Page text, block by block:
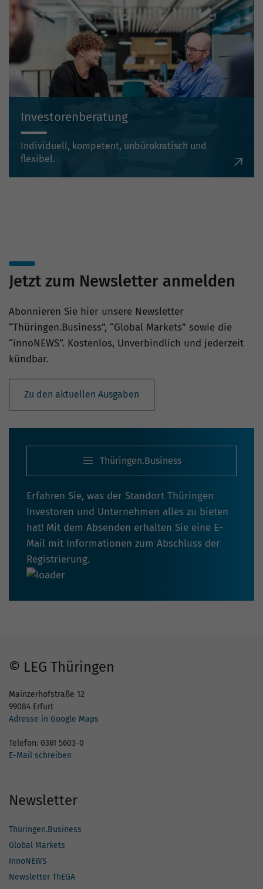
Investorenberatung
Individuell, kompetent, unbürokratisch und
flexibel.
Jetzt zum Newsletter anmelden
Abonnieren Sie hier unsere Newsletter
“Thüringen.Business”, “Global Markets” sowie die
“innoNEWS”. Kostenlos, Unverbindlich und jederzeit
kündbar.
Zu den aktuellen Ausgaben
Thüringen.Business
Erfahren Sie, was der Standort Thüringen
Investoren und Unternehmen alles zu bieten
hat! Mit dem Absenden erhalten Sie eine E-
Mail mit Informationen zum Abschluss der
Registrierung.
© LEG Thüringen
Mainzerhofstraße 12
99084 Erfurt
Adresse in Google Maps
Telefon: 0361 5603-0
E-Mail schreiben
Newsletter
Thüringen.Business
Global Markets
InnoNEWS
Newsletter ThEGA